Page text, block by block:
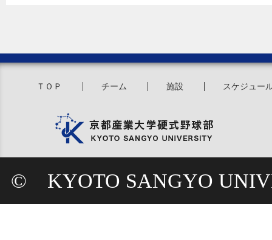
ＴＯＰ チーム 施設 スケジュー
© KYOTO SANGYO